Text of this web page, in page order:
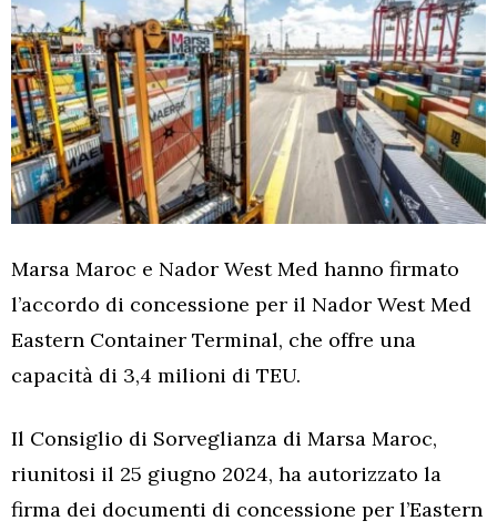
Marsa Maroc e Nador West Med hanno firmato
l’accordo di concessione per il Nador West Med
Eastern Container Terminal, che offre una
capacità di 3,4 milioni di TEU.
Il Consiglio di Sorveglianza di Marsa Maroc,
riunitosi il 25 giugno 2024, ha autorizzato la
firma dei documenti di concessione per l’Eastern